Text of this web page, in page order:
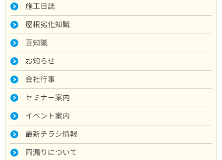
施工日誌
屋根劣化知識
豆知識
お知らせ
会社行事
セミナー案内
イベント案内
最新チラシ情報
雨漏りについて